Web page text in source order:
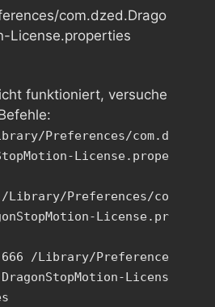
com.dzed.Drago
License.properties
funktioniert, versuche
Preferences/com.d
License.prope
/Library/Preferences/co
License.pr
666 /Library/Preference
Licens